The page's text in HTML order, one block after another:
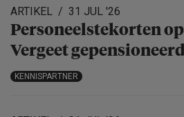
ARTIKEL 31 JUL '26
Personeels­te­korten
Vergeet
KENNISPARTNER